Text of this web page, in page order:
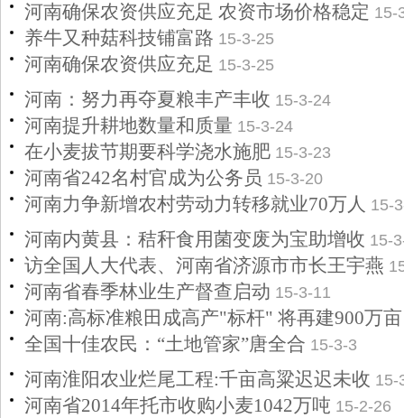
河南确保农资供应充足 农资市场价格稳定 15-
养牛又种菇科技铺富路 15-3-25
河南确保农资供应充足 15-3-25
河南：努力再夺夏粮丰产丰收 15-3-24
河南提升耕地数量和质量 15-3-24
在小麦拔节期要科学浇水施肥 15-3-23
河南省242名村官成为公务员 15-3-20
河南力争新增农村劳动力转移就业70万人 15-
河南内黄县：秸秆食用菌变废为宝助增收 15-
访全国人大代表、河南省济源市市长王宇燕
河南省春季林业生产督查启动 15-3-11
河南:高标准粮田成高产"标杆" 将再建900万亩
全国十佳农民：“土地管家”唐全合 15-3-3
河南淮阳农业烂尾工程:千亩高粱迟迟未收 15-
河南省2014年托市收购小麦1042万吨 15-2-26